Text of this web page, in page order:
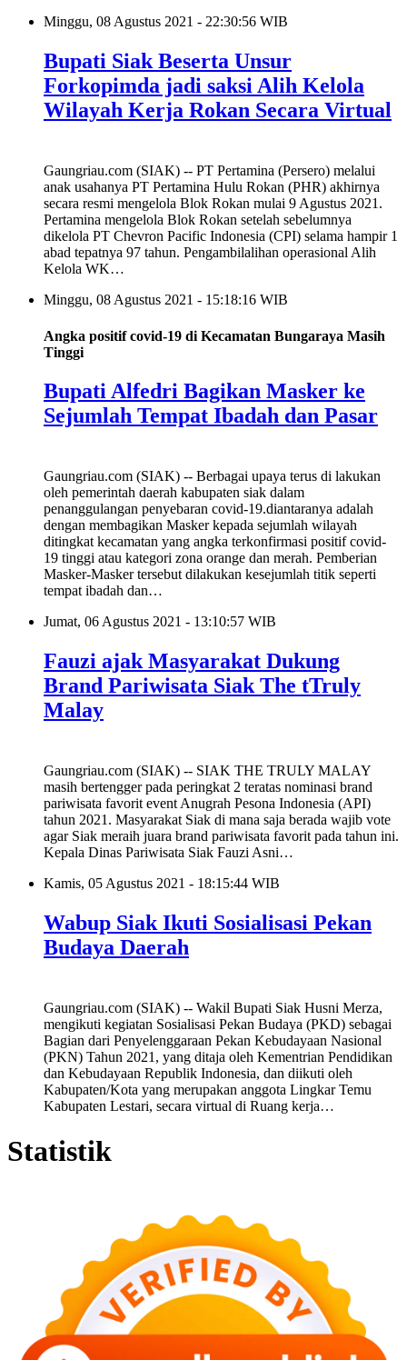
Minggu, 08 Agustus 2021 - 22:30:56 WIB
Bupati Siak Beserta Unsur
Forkopimda jadi saksi Alih Kelola
Wilayah Kerja Rokan Secara Virtual
Gaungriau.com (SIAK) -- PT Pertamina (Persero) melalui
anak usahanya PT Pertamina Hulu Rokan (PHR) akhirnya
secara resmi mengelola Blok Rokan mulai 9 Agustus 2021.
Pertamina mengelola Blok Rokan setelah sebelumnya
dikelola PT Chevron Pacific Indonesia (CPI) selama hampir 1
abad tepatnya 97 tahun. Pengambilalihan operasional Alih
Kelola WK…
Minggu, 08 Agustus 2021 - 15:18:16 WIB
Angka positif covid-19 di Kecamatan Bungaraya Masih
Tinggi
Bupati Alfedri Bagikan Masker ke
Sejumlah Tempat Ibadah dan Pasar
Gaungriau.com (SIAK) -- Berbagai upaya terus di lakukan
oleh pemerintah daerah kabupaten siak dalam
penanggulangan penyebaran covid-19.diantaranya adalah
dengan membagikan Masker kepada sejumlah wilayah
ditingkat kecamatan yang angka terkonfirmasi positif covid-
19 tinggi atau kategori zona orange dan merah. Pemberian
Masker-Masker tersebut dilakukan kesejumlah titik seperti
tempat ibadah dan…
Jumat, 06 Agustus 2021 - 13:10:57 WIB
Fauzi ajak Masyarakat Dukung
Brand Pariwisata Siak The tTruly
Malay
Gaungriau.com (SIAK) -- SIAK THE TRULY MALAY
masih bertengger pada peringkat 2 teratas nominasi brand
pariwisata favorit event Anugrah Pesona Indonesia (API)
tahun 2021. Masyarakat Siak di mana saja berada wajib vote
agar Siak meraih juara brand pariwisata favorit pada tahun ini.
Kepala Dinas Pariwisata Siak Fauzi Asni…
Kamis, 05 Agustus 2021 - 18:15:44 WIB
Wabup Siak Ikuti Sosialisasi Pekan
Budaya Daerah
Gaungriau.com (SIAK) -- Wakil Bupati Siak Husni Merza,
mengikuti kegiatan Sosialisasi Pekan Budaya (PKD) sebagai
Bagian dari Penyelenggaraan Pekan Kebudayaan Nasional
(PKN) Tahun 2021, yang ditaja oleh Kementrian Pendidikan
dan Kebudayaan Republik Indonesia, dan diikuti oleh
Kabupaten/Kota yang merupakan anggota Lingkar Temu
Kabupaten Lestari, secara virtual di Ruang kerja…
Statistik